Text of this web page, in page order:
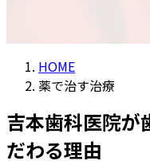
HOME
薬で治す治療
吉本歯科医院が
だわる理由